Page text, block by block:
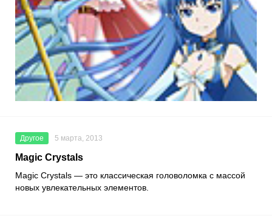
Другое 5 марта, 2013
Magic Crystals
Magic Crystals — это классическая головоломка с массой
новых увлекательных элементов.